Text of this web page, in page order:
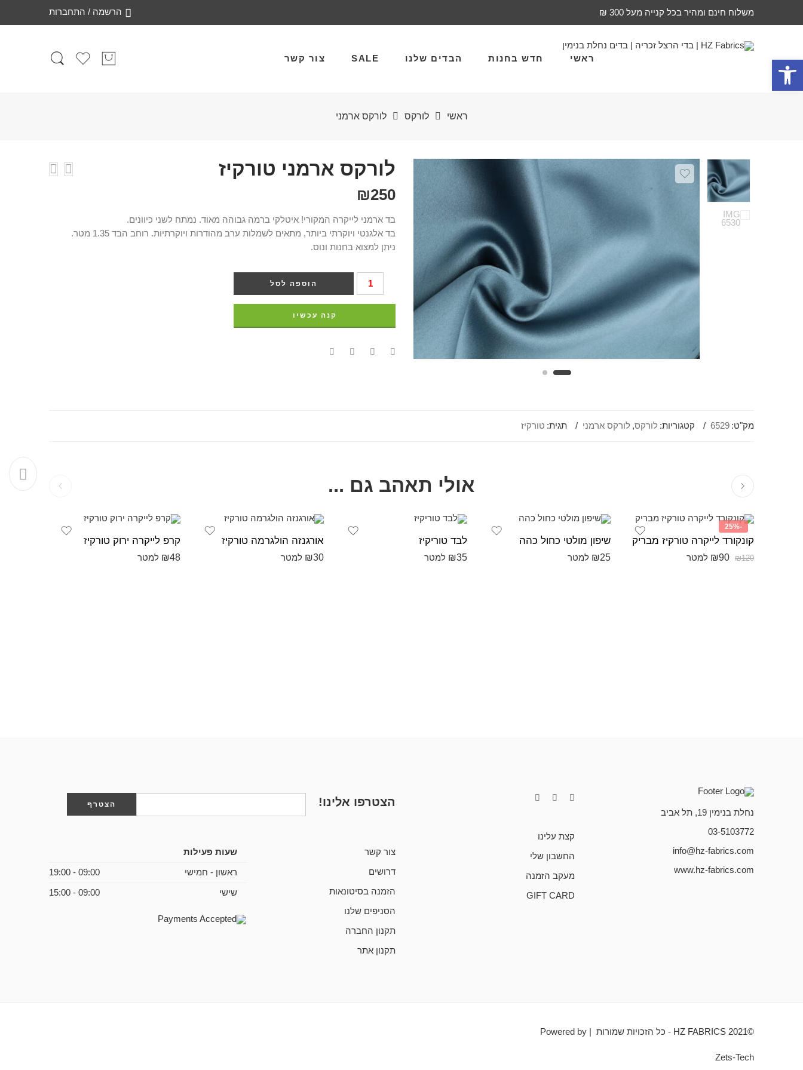
פתח סרגל נגישות
משלוח חינם ומהיר בכל קנייה מעל 300 ₪ הרשמה / התחברות
ראשי חדש בחנות הבדים שלנו SALE צור קשר
ראשי לורקס לורקס ארמני
לורקס ארמני טורקיז
₪250
בד ארמני לייקרה המקורי! איטלקי ברמה גבוהה מאוד. נמתח לשני כיוונים.
בד אלגנטי ויוקרתי ביותר, מתאים לשמלות ערב מהודרות ויוקרתיות. רוחב הבד 1.35 מטר.
ניתן למצוא בחנות ונוס.
הוספה לסל
קנה עכשיו
מק"ט: 6529 קטגוריות: לורקס, לורקס ארמני תגית: טורקיז
אולי תאהב גם ...
-25%
קונקורד לייקרה טורקיז מבריק
₪120
₪90 למטר
שיפון מולטי כחול כהה
₪25 למטר
לבד טוריקיז
₪35 למטר
אורגנזה הולגרמה טורקיז
₪30 למטר
קרפ לייקרה ירוק טורקיז
₪48 למטר
נחלת בנימין 19, תל אביב
03-5103772
info@hz-fabrics.com
www.hz-fabrics.com
קצת עלינו
החשבון שלי
מעקב הזמנה
GIFT CARD
הצטרפו אלינו!
צור קשר
דרושים
הזמנה בסיטונאות
הסניפים שלנו
תקנון החברה
תקנון אתר
שעות פעילות
ראשון - חמישי 09:00 - 19:00
שישי 09:00 - 15:00
©HZ FABRICS 2021 - כל הזכויות שמורות | Powered by
Zets-Tech